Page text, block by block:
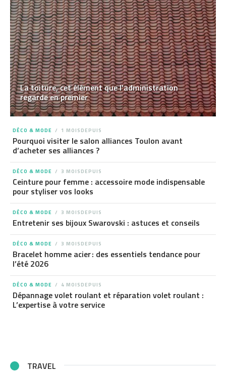
La toiture, cet élément que l’administration
regarde en premier
DÉCO & MODE 1 MOISDEPUIS
Pourquoi visiter le salon alliances Toulon avant
d’acheter ses alliances ?
DÉCO & MODE 3 MOISDEPUIS
Ceinture pour femme : accessoire mode indispensable
pour styliser vos looks
DÉCO & MODE 3 MOISDEPUIS
Entretenir ses bijoux Swarovski : astuces et conseils
DÉCO & MODE 3 MOISDEPUIS
Bracelet homme acier : des essentiels tendance pour
l’été 2026
DÉCO & MODE 4 MOISDEPUIS
Dépannage volet roulant et réparation volet roulant :
L’expertise à votre service
TRAVEL